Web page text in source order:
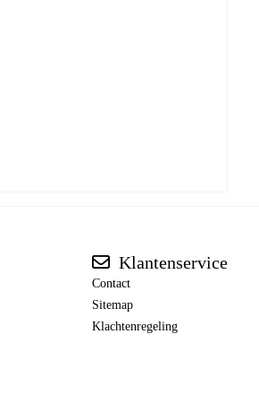
Klantenservice
Contact
Sitemap
Klachtenregeling